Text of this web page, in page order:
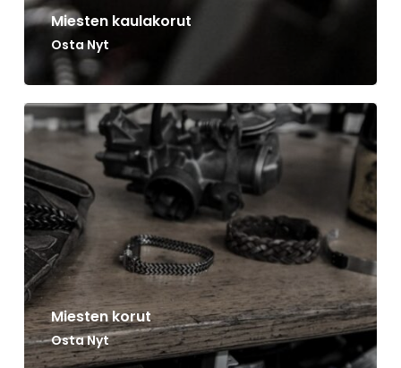
Miesten kaulakorut
Osta Nyt
Miesten korut
Osta Nyt